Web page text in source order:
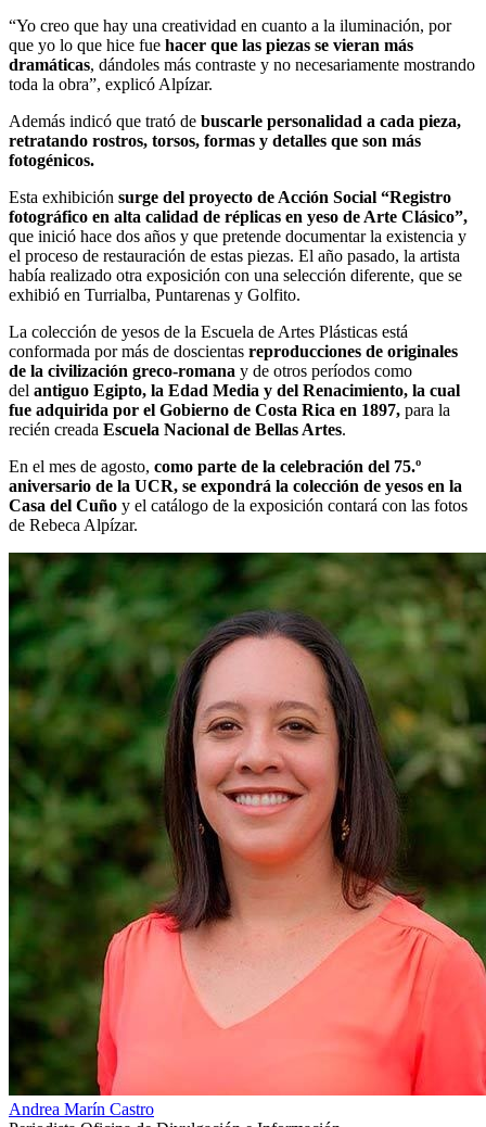
“Yo creo que hay una creatividad en cuanto a la iluminación, por
que yo lo que hice fue hacer que las piezas se vieran más
dramáticas, dándoles más contraste y no necesariamente mostrando
toda la obra”, explicó Alpízar.
Además indicó que trató de buscarle personalidad a cada pieza,
retratando rostros, torsos, formas y detalles que son más
fotogénicos.
Esta exhibición surge del proyecto de Acción Social “Registro
fotográfico en alta calidad de réplicas en yeso de Arte Clásico”,
que inició hace dos años y que pretende documentar la existencia y
el proceso de restauración de estas piezas. El año pasado, la artista
había realizado otra exposición con una selección diferente, que se
exhibió en Turrialba, Puntarenas y Golfito.
La colección de yesos de la Escuela de Artes Plásticas está
conformada por más de doscientas reproducciones de originales
de la civilización greco-romana y de otros períodos como
del antiguo Egipto, la Edad Media y del Renacimiento, la cual
fue adquirida por el Gobierno de Costa Rica en 1897, para la
recién creada Escuela Nacional de Bellas Artes.
En el mes de agosto, como parte de la celebración del 75.º
aniversario de la UCR, se expondrá la colección de yesos en la
Casa del Cuño y el catálogo de la exposición contará con las fotos
de Rebeca Alpízar.
Andrea Marín Castro